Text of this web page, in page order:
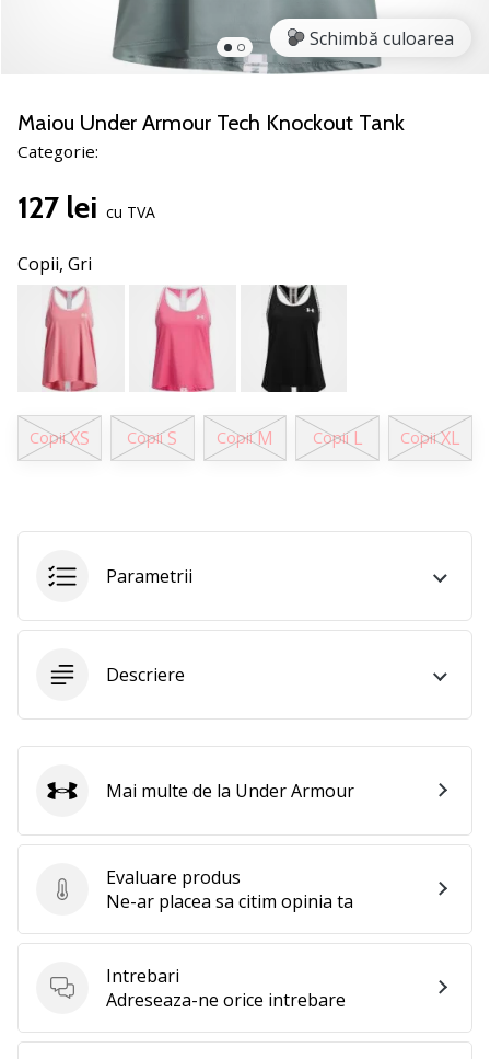
un
fan
al
ca
noi?
Alătură-
nouă
ca
Ambasador
brandului.
articolele
Schimbă culoarea
Maiou Under Armour Tech Knockout Tank
Categorie:
127 lei cu TVA
Copii, Gri
Copii XS Copii S Copii M Copii L Copii XL
Parametrii
Descriere
Evaluare produs
Evaluare produs
Ne-ar placea sa citim opinia ta
Intrebari
Intrebari
Adreseaza-ne orice intrebare
Under Armour
Mai multe de la Under Armour